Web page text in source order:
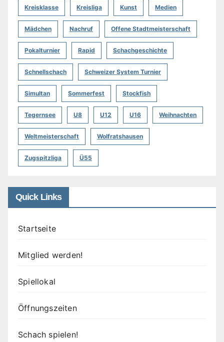
Kreisklasse Kreisliga Kunst Medien
Mädchen Nachruf Offene Stadtmeisterschaft
Pokalturnier Rapid Schachgeschichte
Schnellschach Schweizer System Turnier
Simultan Sommerfest Stockfish
Tegernsee U8 U12 U16 Weihnachten
Weltmeisterschaft Wolfratshausen
Zugspitzliga Ü55
Quick Links
Startseite
Mitglied werden!
Spiellokal
Öffnungszeiten
Schach spielen!